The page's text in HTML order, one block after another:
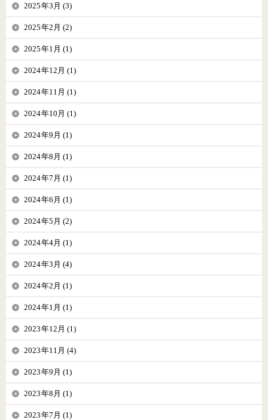
2025年3月 (3)
2025年2月 (2)
2025年1月 (1)
2024年12月 (1)
2024年11月 (1)
2024年10月 (1)
2024年9月 (1)
2024年8月 (1)
2024年7月 (1)
2024年6月 (1)
2024年5月 (2)
2024年4月 (1)
2024年3月 (4)
2024年2月 (1)
2024年1月 (1)
2023年12月 (1)
2023年11月 (4)
2023年9月 (1)
2023年8月 (1)
2023年7月 (1)